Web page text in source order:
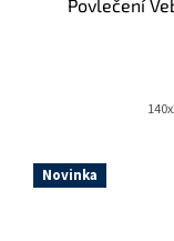
Povlečení
Novinka